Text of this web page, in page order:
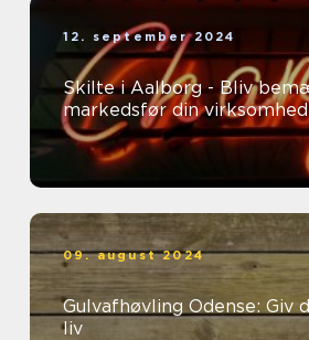
12. september 2024
Skilte i Aalborg - Bliv
markedsfør din virksomhed
09. august 2024
Gulvafhøvling Odense:
liv